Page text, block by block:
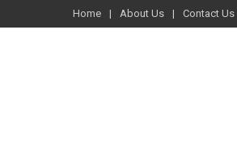
Home About Us Contact Us